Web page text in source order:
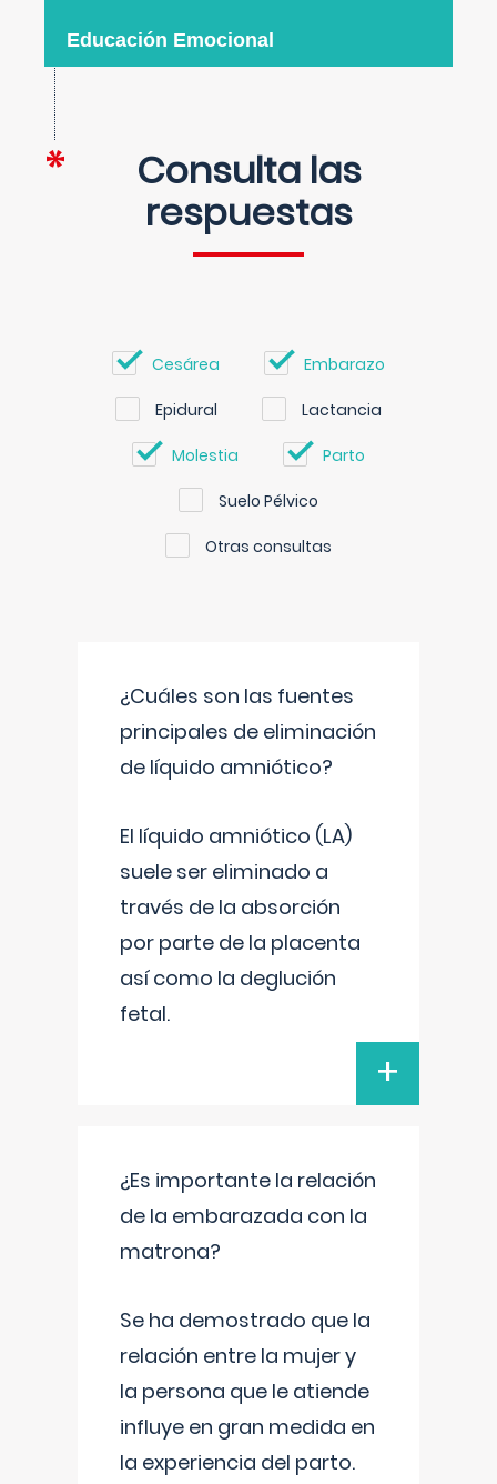
Educación Emocional
Consulta las
respuestas
Cesárea Embarazo
Epidural Lactancia
Molestia Parto
Suelo Pélvico
Otras consultas
¿Cuáles son las fuentes
principales de eliminación
de líquido amniótico?
El líquido amniótico (LA)
suele ser eliminado a
través de la absorción
por parte de la placenta
así como la deglución
fetal.
+
¿Es importante la relación
de la embarazada con la
matrona?
Se ha demostrado que la
relación entre la mujer y
la persona que le atiende
influye en gran medida en
la experiencia del parto.